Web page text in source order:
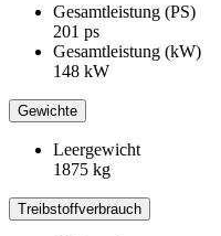
Gesamtleistung (PS)
201 ps
Gesamtleistung (kW)
148 kW
Gewichte
Leergewicht
1875 kg
Treibstoffverbrauch